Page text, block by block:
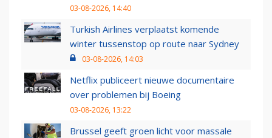
03-08-2026, 14:40
Turkish Airlines verplaatst komende
winter tussenstop op route naar Sydney
03-08-2026, 14:03
Netflix publiceert nieuwe documentaire
over problemen bij Boeing
03-08-2026, 13:22
Brussel geeft groen licht voor massale